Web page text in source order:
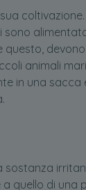
sono
questo,
animali
in una
quello di una